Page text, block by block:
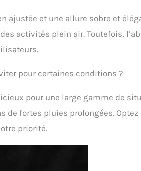
ajustée et une allure sobre et
activités plein air. Toutefois,
pour certaines conditions ?
pour une large gamme de
de fortes pluies prolongées. Optez
priorité.